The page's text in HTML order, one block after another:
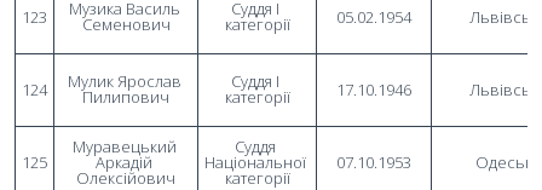
123 Музика Василь
Семенович
Суддя I
категорії 05.02.1954
124 Мулик Ярослав
Пилипович
Суддя I
категорії 17.10.1946
125
Муравецький
Аркадій
Олексійович
Суддя
Національної
категорії
07.10.1953